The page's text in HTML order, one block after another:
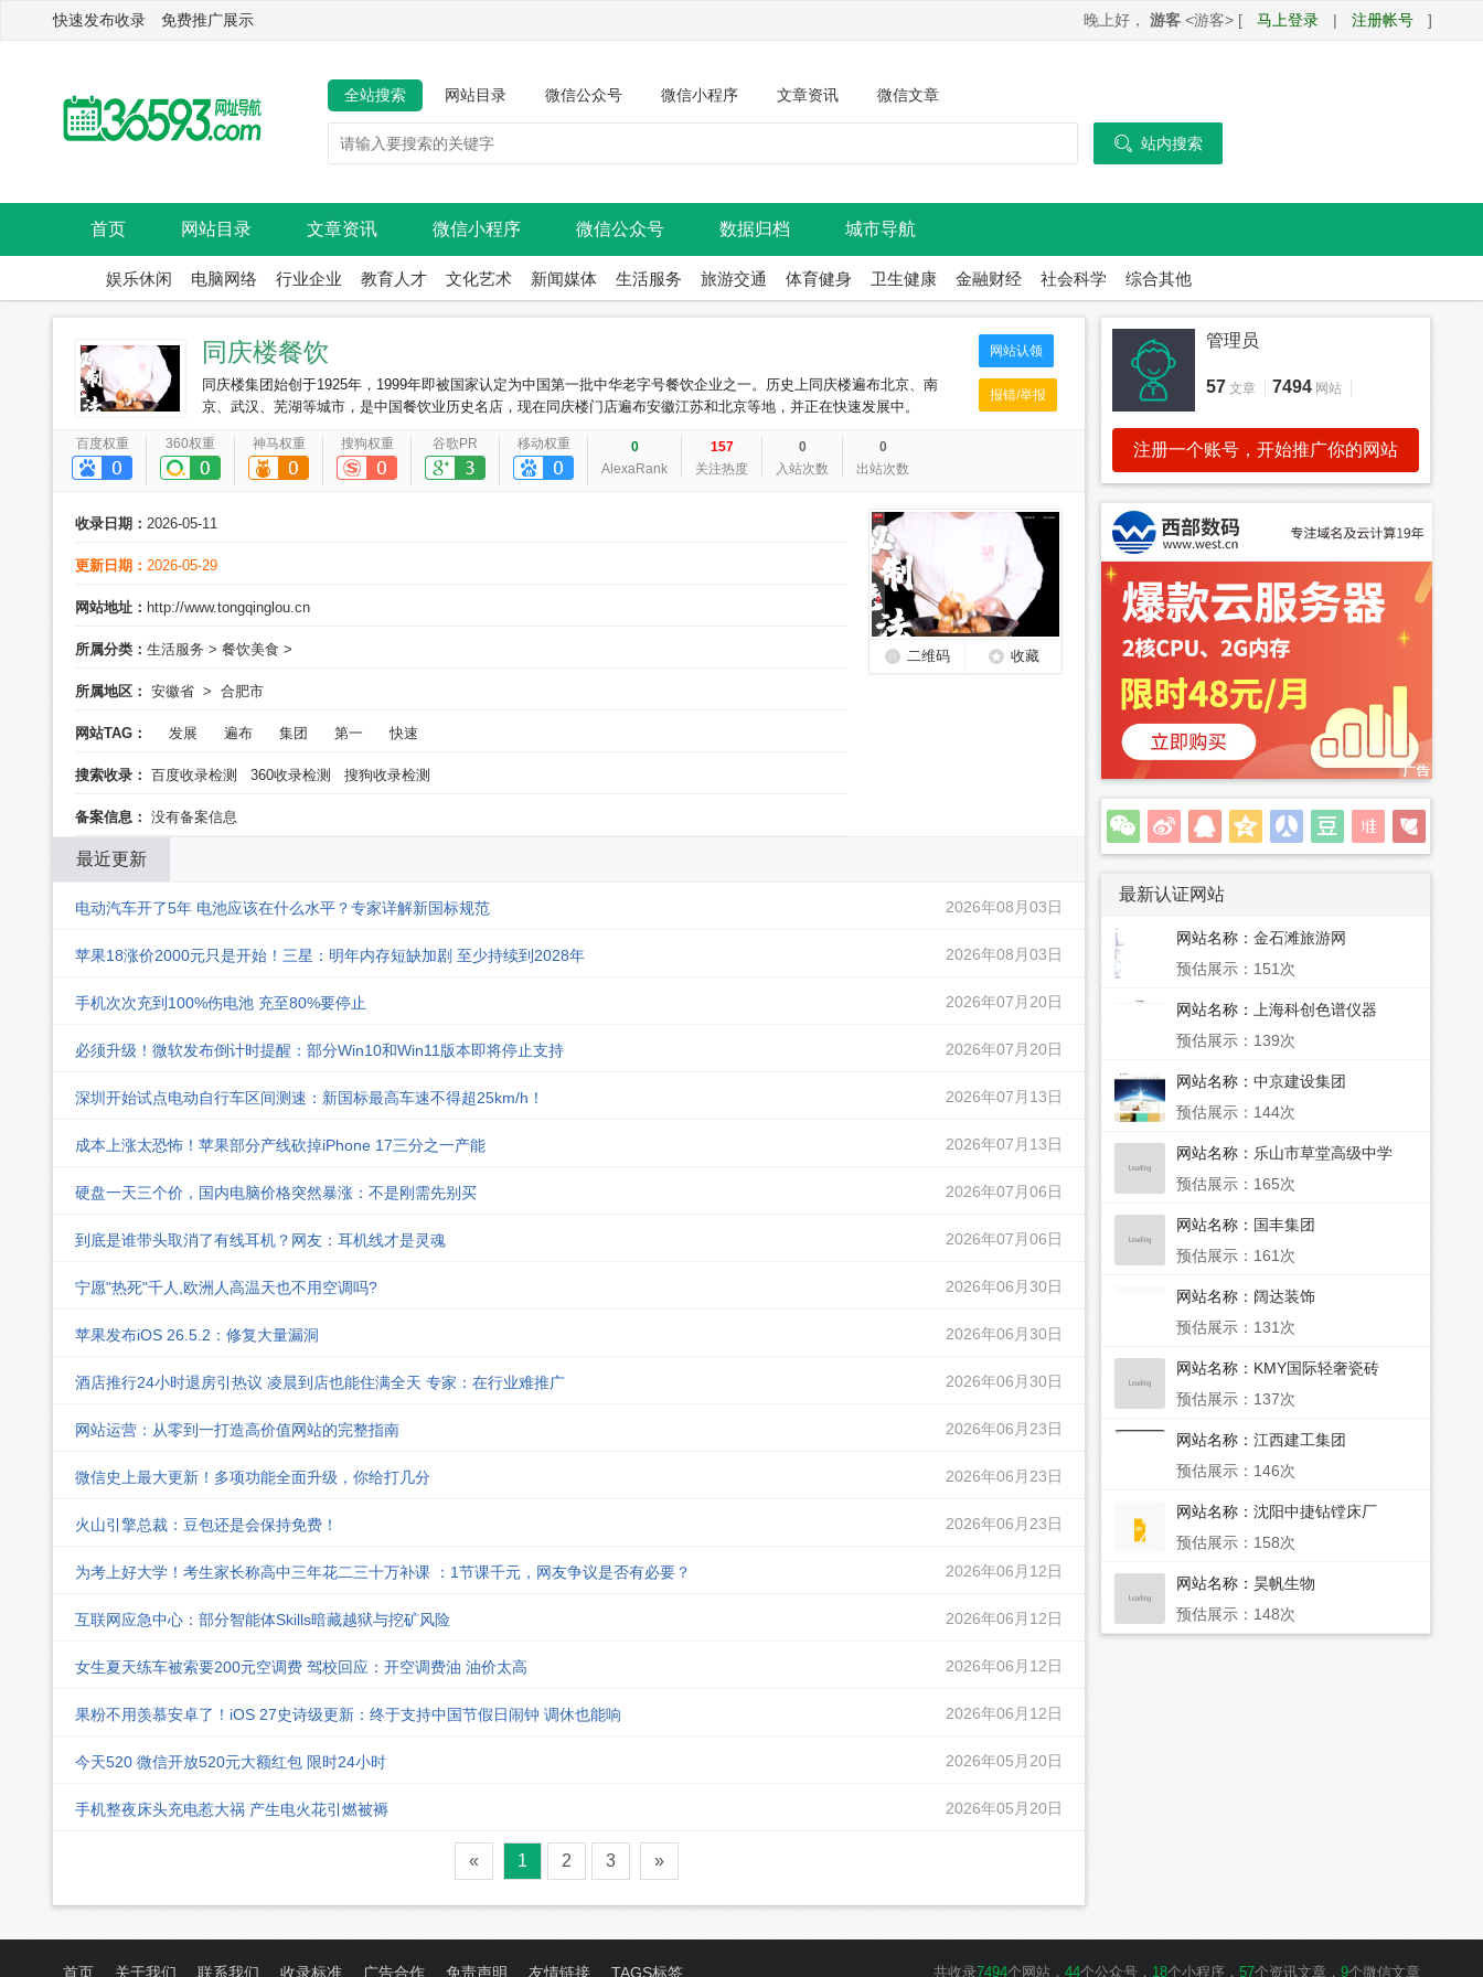
快速发布收录 免费推广展示 晚上好， 游客 <游客> [ 马上登录 | 注册帐号 ]
全站搜索 网站目录 微信公众号 微信小程序 文章资讯 微信文章
 站内搜索
首页 网站目录 文章资讯 微信小程序 微信公众号 数据归档 城市导航
娱乐休闲 电脑网络 行业企业 教育人才 文化艺术 新闻媒体 生活服务 旅游交通 体育健身 卫生健康 金融财经 社会科学 综合其他
同庆楼餐饮
同庆楼集团始创于1925年，1999年即被国家认定为中国第一批中华老字号餐饮企业之一。历史上同庆楼遍布北京、南
京、武汉、芜湖等城市，是中国餐饮业历史名店，现在同庆楼门店遍布安徽江苏和北京等地，并正在快速发展中。
网站认领
报错/举报
百度权重 360权重 神马权重 搜狗权重 谷歌PR 移动权重
0
AlexaRank
157
关注热度
0
入站次数
0
出站次数
收录日期： 2026-05-11
更新日期： 2026-05-29
网站地址： http://www.tongqinglou.cn
所属分类： 生活服务 > 餐饮美食 >
所属地区： 安徽省 > 合肥市
网站TAG： 发展 遍布 集团 第一 快速
搜索收录： 百度收录检测 360收录检测 搜狗收录检测
备案信息： 没有备案信息
二维码 收藏
最近更新
电动汽车开了5年 电池应该在什么水平？专家详解新国标规范 2026年08月03日
苹果18涨价2000元只是开始！三星：明年内存短缺加剧 至少持续到2028年 2026年08月03日
手机次次充到100%伤电池 充至80%要停止 2026年07月20日
必须升级！微软发布倒计时提醒：部分Win10和Win11版本即将停止支持 2026年07月20日
深圳开始试点电动自行车区间测速：新国标最高车速不得超25km/h！ 2026年07月13日
成本上涨太恐怖！苹果部分产线砍掉iPhone 17三分之一产能 2026年07月13日
硬盘一天三个价，国内电脑价格突然暴涨：不是刚需先别买 2026年07月06日
到底是谁带头取消了有线耳机？网友：耳机线才是灵魂 2026年07月06日
宁愿"热死"千人,欧洲人高温天也不用空调吗? 2026年06月30日
苹果发布iOS 26.5.2：修复大量漏洞 2026年06月30日
酒店推行24小时退房引热议 凌晨到店也能住满全天 专家：在行业难推广 2026年06月30日
网站运营：从零到一打造高价值网站的完整指南 2026年06月23日
微信史上最大更新！多项功能全面升级，你给打几分 2026年06月23日
火山引擎总裁：豆包还是会保持免费！ 2026年06月23日
为考上好大学！考生家长称高中三年花二三十万补课 ：1节课千元，网友争议是否有必要？ 2026年06月12日
互联网应急中心：部分智能体Skills暗藏越狱与挖矿风险 2026年06月12日
女生夏天练车被索要200元空调费 驾校回应：开空调费油 油价太高 2026年06月12日
果粉不用羡慕安卓了！iOS 27史诗级更新：终于支持中国节假日闹钟 调休也能响 2026年06月12日
今天520 微信开放520元大额红包 限时24小时 2026年05月20日
手机整夜床头充电惹大祸 产生电火花引燃被褥 2026年05月20日
« 1 2 3 »
管理员
57 文章 7494 网站
注册一个账号，开始推广你的网站
最新认证网站
网站名称： 金石滩旅游网
预估展示：151次
网站名称：
上海科创色谱仪器
预估展示：139次
网站名称： 中京建设集团
预估展示：144次
网站名称： 乐山市草堂高级中学
预估展示：165次
网站名称： 国丰集团
预估展示：161次
网站名称： 阔达装饰
预估展示：131次
网站名称： KMY国际轻奢瓷砖
预估展示：137次
网站名称： 江西建工集团
预估展示：146次
网站名称： 沈阳中捷钻镗床厂
预估展示：158次
网站名称： 昊帆生物
预估展示：148次
共收录7494个网站， 44个公众号， 18个小程序， 57个资讯文章， 9个微信文章
首页 关于我们 联系我们 收录标准 广告合作 免责声明 友情链接 TAGS标签